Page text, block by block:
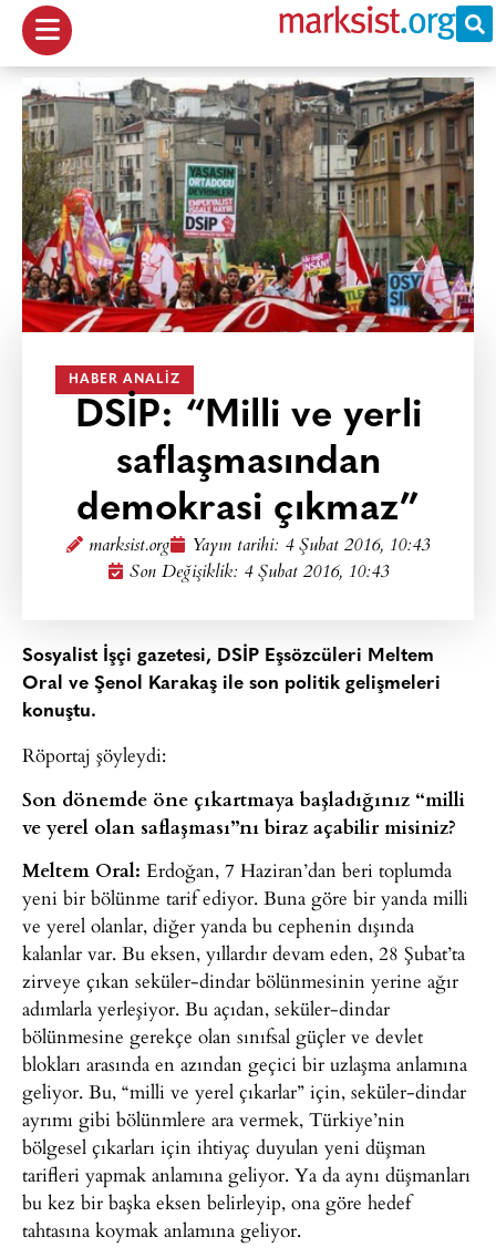
HABER ANALIZ
DSİP: “Milli ve yerli
saflaşmasından
demokrasi çıkmaz”
marksist.org Yayın tarihi: 4 Şubat 2016, 10:43
Son Değişiklik: 4 Şubat 2016, 10:43
Sosyalist İşçi gazetesi, DSİP Eşsözcüleri Meltem
Oral ve Şenol Karakaş ile son politik gelişmeleri
konuştu.
Röportaj şöyleydi:
Son dönemde öne çıkartmaya başladığınız “milli
ve yerel olan saflaşması”nı biraz açabilir misiniz?
Meltem Oral: Erdoğan, 7 Haziran’dan beri toplumda
yeni bir bölünme tarif ediyor. Buna göre bir yanda milli
ve yerel olanlar, diğer yanda bu cephenin dışında
kalanlar var. Bu eksen, yıllardır devam eden, 28 Şubat’ta
zirveye çıkan seküler-dindar bölünmesinin yerine ağır
adımlarla yerleşiyor. Bu açıdan, seküler-dindar
bölünmesine gerekçe olan sınıfsal güçler ve devlet
blokları arasında en azından geçici bir uzlaşma anlamına
geliyor. Bu, “milli ve yerel çıkarlar” için, seküler-dindar
ayrımı gibi bölünmlere ara vermek, Türkiye’nin
bölgesel çıkarları için ihtiyaç duyulan yeni düşman
tarifleri yapmak anlamına geliyor. Ya da aynı düşmanları
bu kez bir başka eksen belirleyip, ona göre hedef
tahtasına koymak anlamına geliyor.